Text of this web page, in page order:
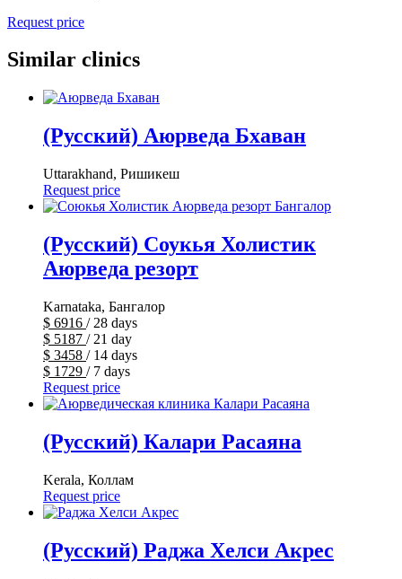
Request price
Similar clinics
(Русский) Аюрведа Бхаван
Uttarakhand, Ришикеш
Request price
(Русский) Соукья Холистик
Аюрведа резорт
Karnataka, Бангалор
$ 6916 / 28 days
$ 5187 / 21 day
$ 3458 / 14 days
$ 1729 / 7 days
Request price
(Русский) Калари Расаяна
Kerala, Коллам
Request price
(Русский) Раджа Хелси Акрес